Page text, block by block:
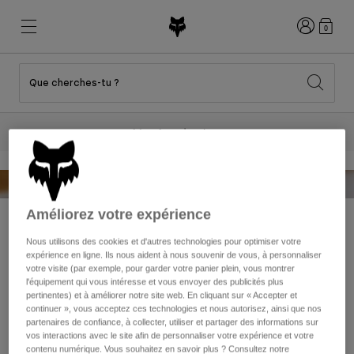
Shop By Graphic
New Arrivals
Shop Youth
Shop All Moto
Helmets
Boots
Jerseys
Shop MTB Kits
New Arrivals
Shop Youth
Shop All MTB
Helmets
Shoes
Shirts & Jerseys
New Arrivals
Honda Collection
Kawasaki Collection
Pro Circuit Collection
Shop All Clothing
Shirts
Hats
Sweatshirts
Jackets
Connexion
0
Que cherches-tu ?
2 t-shirts à 50$ Achetez
For fans of motocross, it feels like Ryan Dungey never
left. After retiring from racing five years ago, Ryan’s
intentions were 4 races of Pro Motocross which
ultimately led to an entire summer of racing. In this
episode of Unplugged we dig deep to see what led to his
Améliorez votre expérience
Nous utilisons des cookies et d'autres technologies pour optimiser votre
expérience en ligne. Ils nous aident à nous souvenir de vous, à personnaliser
votre visite (par exemple, pour garder votre panier plein, vous montrer
l'équipement qui vous intéresse et vous envoyer des publicités plus
pertinentes) et à améliorer notre site web. En cliquant sur « Accepter et
continuer », vous acceptez ces technologies et nous autorisez, ainsi que nos
partenaires de confiance, à collecter, utiliser et partager des informations sur
vos interactions avec le site afin de personnaliser votre expérience et votre
contenu numérique. Vous souhaitez en savoir plus ? Consultez notre